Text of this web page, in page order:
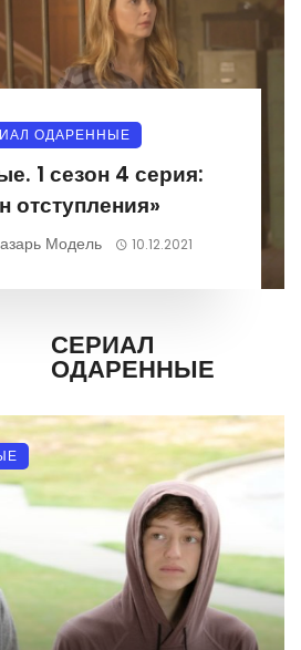
ОДАРЕННЫЕ
1 сезон 4 серия:
отступления»
Модель 10.12.2021
СЕРИАЛ
ОДАРЕННЫЕ